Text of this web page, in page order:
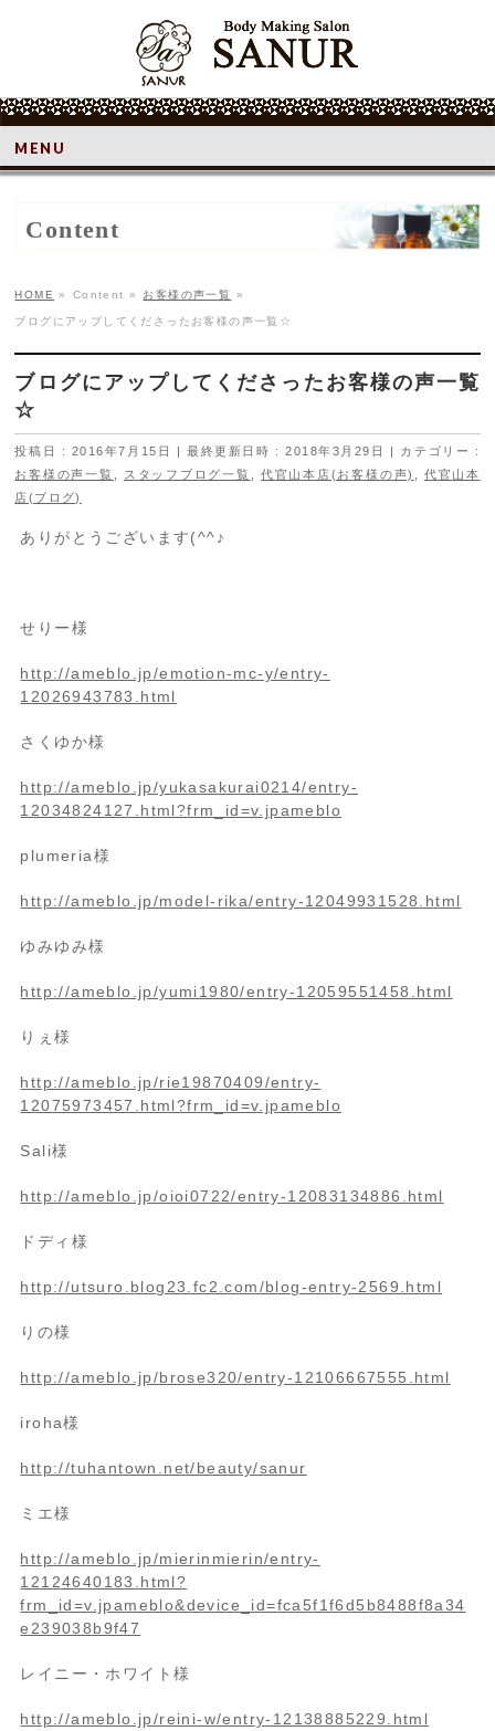
MENU
Content
HOME » Content » お客様の声一覧 »
ブログにアップしてくださったお客様の声一覧☆
ブログにアップしてくださったお客様の声一覧
☆
投稿日 : 2016年7月15日 最終更新日時 : 2018年3月29日
カテゴリー :
お客様の声一覧
スタッフブログ一覧 代官山本店(お客様の声)
代官山本
店(ブログ)
ありがとうございます(^^♪
せりー様
http://ameblo.jp/emotion-mc-y/entry-
12026943783.html
さくゆか様
http://ameblo.jp/yukasakurai0214/entry-
12034824127.html?frm_id=v.jpameblo
plumeria様
http://ameblo.jp/model-rika/entry-12049931528.html
ゆみゆみ様
http://ameblo.jp/yumi1980/entry-12059551458.html
りぇ様
http://ameblo.jp/rie19870409/entry-
12075973457.html?frm_id=v.jpameblo
Sali様
http://ameblo.jp/oioi0722/entry-12083134886.html
ドディ様
http://utsuro.blog23.fc2.com/blog-entry-2569.html
りの様
http://ameblo.jp/brose320/entry-12106667555.html
iroha様
http://tuhantown.net/beauty/sanur
ミエ様
http://ameblo.jp/mierinmierin/entry-
12124640183.html?
frm_id=v.jpameblo&device_id=fca5f1f6d5b8488f8a34
e239038b9f47
レイニー・ホワイト様
http://ameblo.jp/reini-w/entry-12138885229.html